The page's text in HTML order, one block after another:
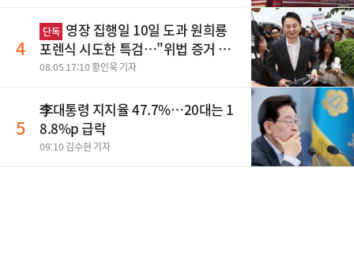
4
단독 영장 집행일 10일 도과 원희룡
포렌식 시도한 특검…"위법 증거 수
집" 지적
08.05 17:10 황인욱 기자
5
李대통령 지지율 47.7%…20대는 1
8.8%p 급락
09:10 김수현 기자